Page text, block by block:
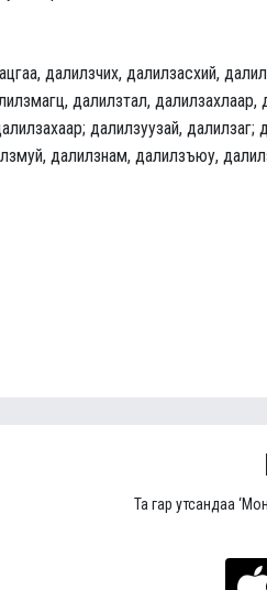
далилзчих, далилзасхий,
далилзтал, далилзахлаар,
далилзуузай,
далилзнам, далилзъюу,
Та гар утсандаа